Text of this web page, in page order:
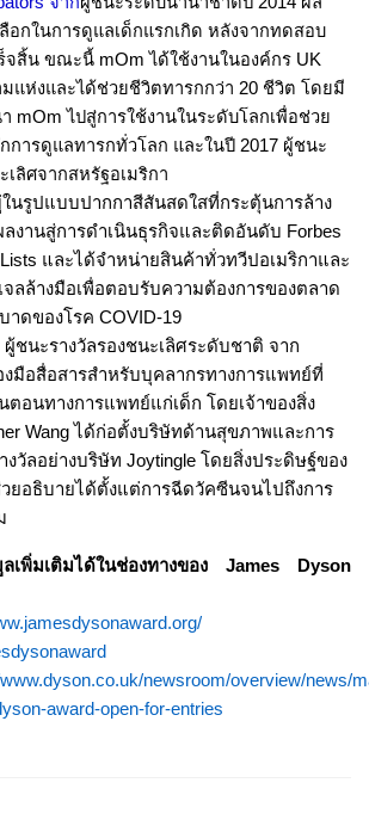
อกในการดูแลเด็กแรกเกิด หลังจากทดสอบ
ร็จสิ้น ขณะนี้ mOmได้ใช้งานในองค์กร UK
มแห่งและได้ช่วยชีวิตทารกกว่า 20 ชีวิต โดยมี
mOmไปสู่การใช้งานในระดับโลกเพื่อช่วย
การดูแลทารกทั่วโลก และในปี 2017 ผู้ชนะ
เลิศจากสหรัฐอเมริกา
นรูปแบบปากกาสีสันสดใสที่กระตุ้นการล้าง
งานสู่การดำเนินธุรกิจและติดอันดับ Forbes
และได้จำหน่ายสินค้าทั่วทวีปอเมริกาและ
ลล้างมือเพื่อตอบรับความต้องการของตลาด
าดของโรค COVID-19
ผู้ชนะรางวัลรองชนะเลิศระดับชาติ จาก
งมือสื่อสารสำหรับบุคลากรทางการแพทย์ที่
ตอนทางการแพทย์แก่เด็ก โดยเจ้าของสิ่ง
Wangได้ก่อตั้งบริษัทด้านสุขภาพและการ
วัลอย่างบริษัท Joytingle โดยสิ่งประดิษฐ์ของ
วยอธิบายได้ตั้งแต่การฉีดวัคซีนจนไปถึงการ
เพิ่มเติมได้ในช่องทางของ James Dyson
newsroom/overview/news/
award-open-for-entries